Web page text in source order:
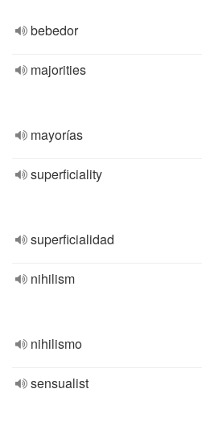
bebedor
majorities
mayorías
superficiality
superficialidad
nihilism
nihilismo
sensualist